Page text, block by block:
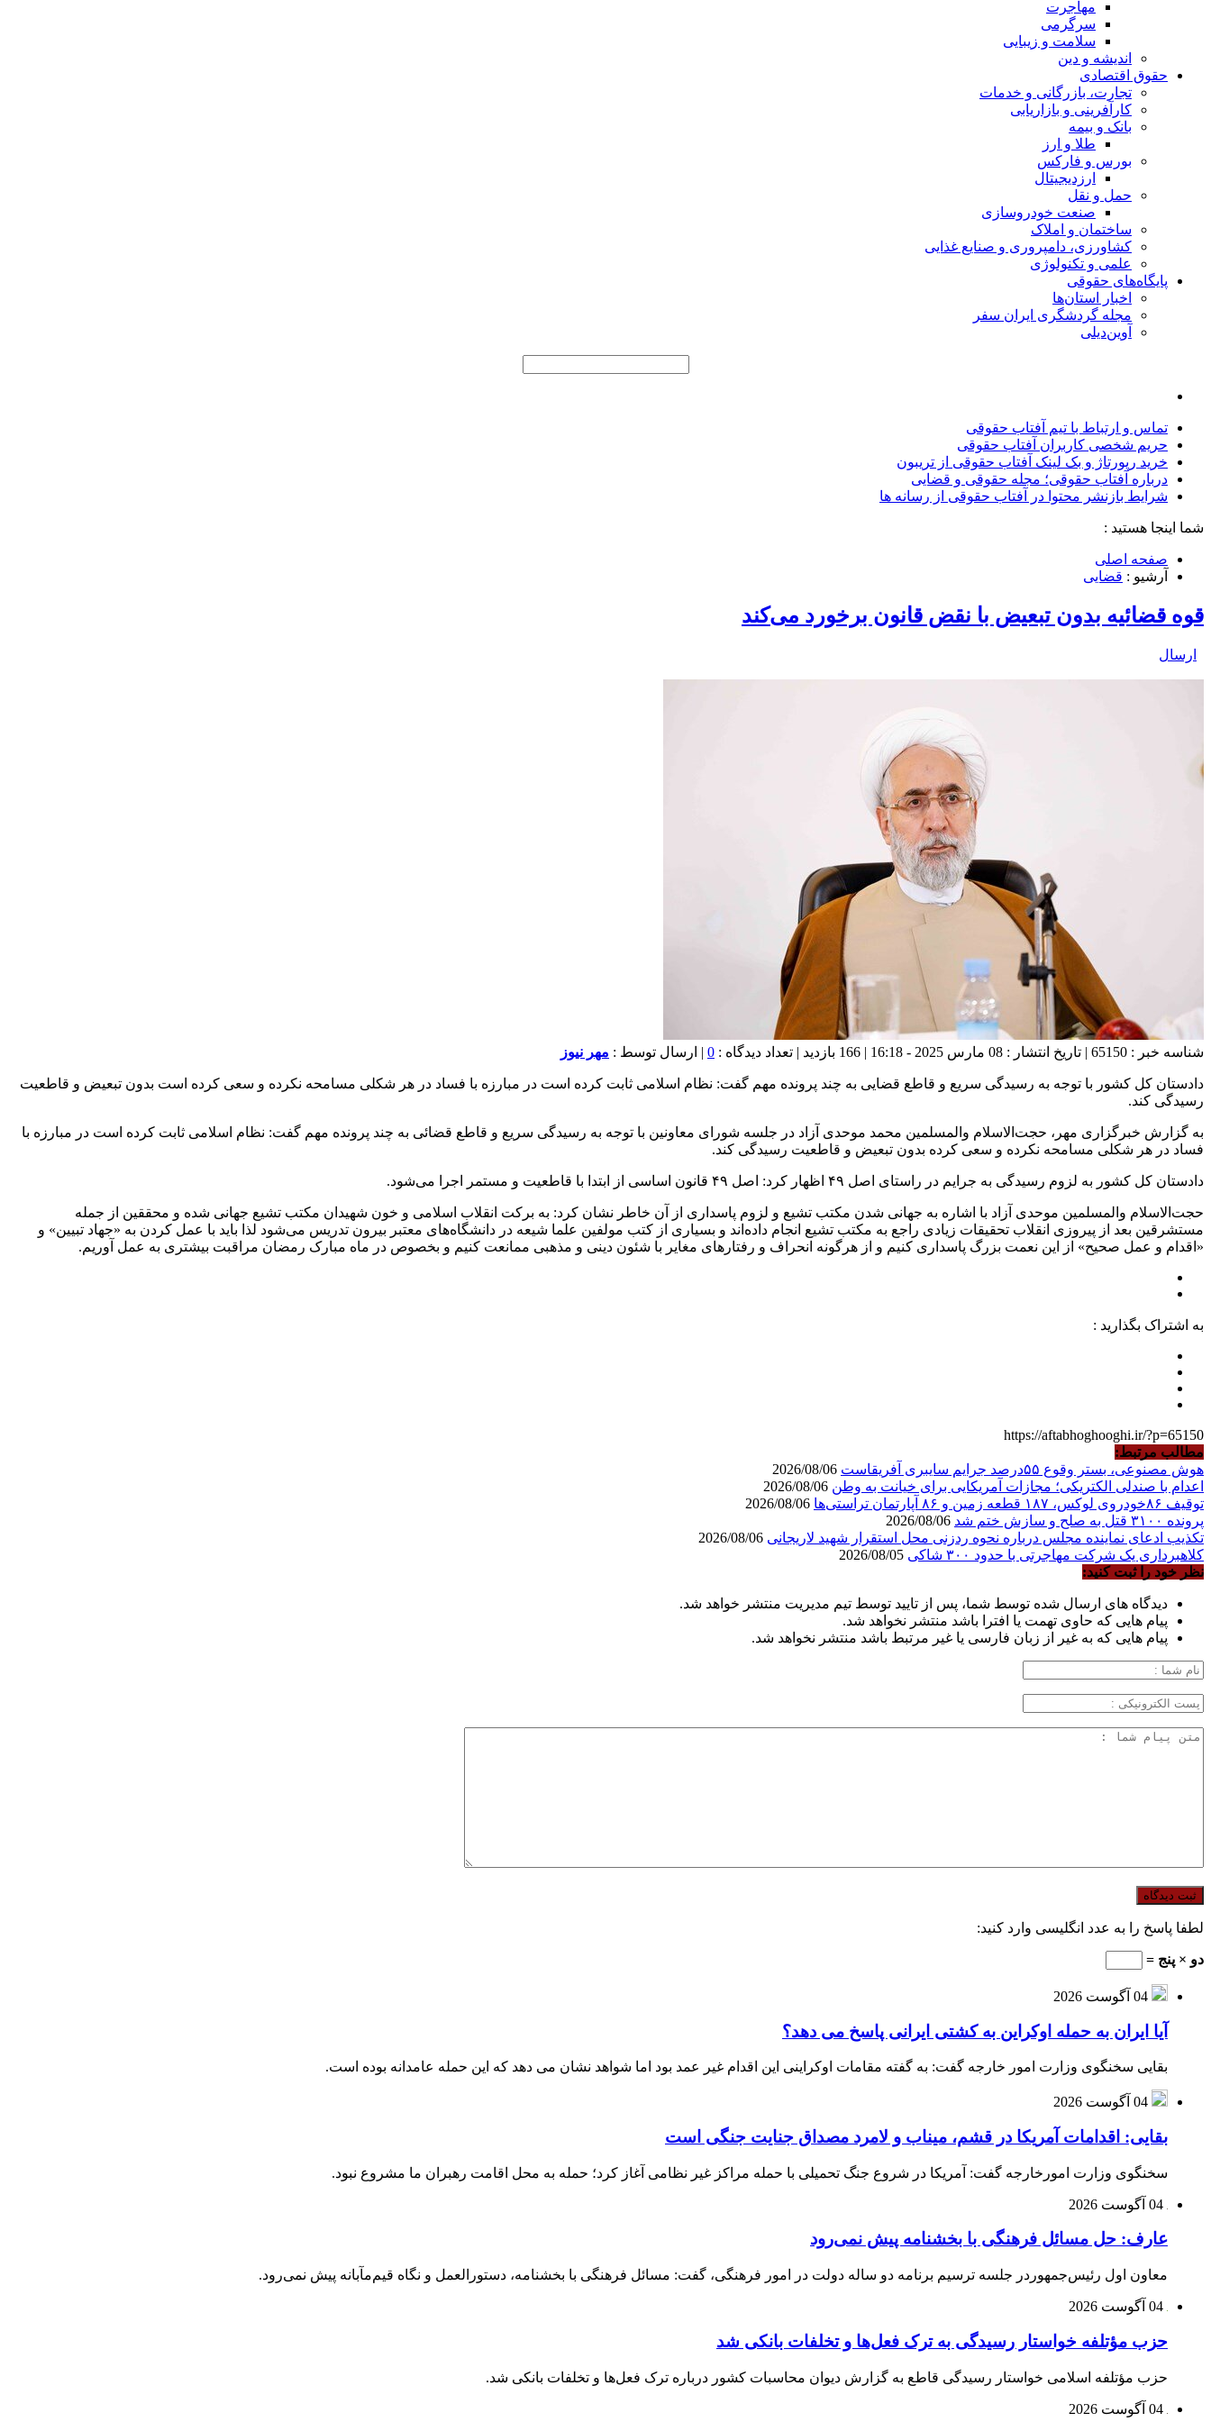
مهاجرت
سرگرمی
سلامت و زیبایی
اندیشه و دین
حقوق اقتصادی
تجارت، بازرگانی و خدمات
کارآفرینی و بازاریابی
بانک و بیمه
طلا و ارز
بورس و فارکس
ارزدیجیتال
حمل و نقل
صنعت خودروسازی
ساختمان و املاک
کشاورزی، دامپروری و صنایع غذایی
علمی و تکنولوژی
پایگاه‌های حقوقی
اخبار استان‌ها
مجله گردشگری ایران سفر
آوین‌دیلی
تماس و ارتباط با تیم آفتاب حقوقی
حریم شخصی کاربران آفتاب حقوقی
خرید رپورتاژ و بک لینک آفتاب حقوقی از تریبون
درباره آفتاب حقوقی؛ مجله حقوقی و قضایی
شرایط بازنشر محتوا در آفتاب حقوقی از رسانه ها
شما اینجا هستید :
صفحه اصلی
آرشیو : قضایی
قوه قضائیه بدون تبعیض با نقض قانون برخورد می‌کند
ارسال
شناسه خبر : 65150 | تاریخ انتشار : 08 مارس 2025 - 16:18 | 166 بازدید | تعداد دیدگاه : 0 | ارسال توسط : مهر نیوز
دادستان کل کشور با توجه به رسیدگی سریع و قاطع قضایی به چند پرونده مهم گفت: نظام اسلامی ثابت کرده است در مبارزه با فساد در هر شکلی مسامحه نکرده و سعی کرده است بدون تبعیض و قاطعیت
رسیدگی کند.
به گزارش خبرگزاری مهر، حجت‌الاسلام والمسلمین محمد موحدی آزاد در جلسه شورای معاونین با توجه به رسیدگی سریع و قاطع قضائی به چند پرونده مهم گفت: نظام اسلامی ثابت کرده است در مبارزه با
فساد در هر شکلی مسامحه نکرده و سعی کرده بدون تبعیض و قاطعیت رسیدگی کند.
دادستان کل کشور به لزوم رسیدگی به جرایم در راستای اصل ۴۹ اظهار کرد: اصل ۴۹ قانون اساسی از ابتدا با قاطعیت و مستمر اجرا می‌شود.
حجت‌الاسلام والمسلمین موحدی آزاد با اشاره به جهانی شدن مکتب تشیع و لزوم پاسداری از آن خاطر نشان کرد: به برکت انقلاب اسلامی و خون شهیدان مکتب تشیع جهانی شده و محققین از جمله
مستشرقین بعد از پیروزی انقلاب تحقیقات زیادی راجع به مکتب تشیع انجام داده‌اند و بسیاری از کتب مولفین علما شیعه در دانشگاه‌های معتبر بیرون تدریس می‌شود لذا باید با عمل کردن به «جهاد تبیین» و
«اقدام و عمل صحیح» از این نعمت بزرگ پاسداری کنیم و از هرگونه انحراف و رفتارهای مغایر با شئون دینی و مذهبی ممانعت کنیم و بخصوص در ماه مبارک رمضان مراقبت بیشتری به عمل آوریم.
به اشتراک بگذارید :
https://aftabhoghooghi.ir/?p=65150
مطالب مرتبط:
هوش مصنوعی، بستر وقوع ۵۵درصد جرایم سایبری آفریقاست
اعدام با صندلی الکتریکی؛ مجازات آمریکایی برای خیانت به وطن
توقیف ۸۶خودروی لوکس، ۱۸۷ قطعه زمین و ۸۶ آپارتمان تراستی‌ها
پرونده ۳۱۰۰ قتل به صلح و سازش ختم شد
تکذیب ادعای نماینده مجلس درباره نحوه ردزنی محل استقرار شهید لاریجانی
کلاهبرداری یک شرکت مهاجرتی با حدود ۳۰۰ شاکی
نظر خود را ثبت کنید:
دیدگاه های ارسال شده توسط شما، پس از تایید توسط تیم مدیریت منتشر خواهد شد.
پیام هایی که حاوی تهمت یا افترا باشد منتشر نخواهد شد.
پیام هایی که به غیر از زبان فارسی یا غیر مرتبط باشد منتشر نخواهد شد.
لطفا پاسخ را به عدد انگلیسی وارد کنید:
دو × پنج =
04 آگوست 2026
آیا ایران به حمله اوکراین به کشتی ایرانی پاسخ می دهد؟
بقایی سخنگوی وزارت امور خارجه گفت: به گفته مقامات اوکراینی این اقدام غیر عمد بود اما شواهد نشان می دهد که این حمله عامدانه بوده است.
04 آگوست 2026
بقایی: اقدامات آمریکا در قشم، میناب و لامرد مصداق جنایت جنگی است
سخنگوی وزارت امورخارجه گفت: آمریکا در شروع جنگ تحمیلی با حمله مراکز غیر نظامی آغاز کرد؛ حمله به محل اقامت رهبران ما مشروع نبود.
04 آگوست 2026
عارف: حل مسائل فرهنگی با بخشنامه پیش نمی‌رود
معاون اول رئیس‌جمهوردر جلسه ترسیم برنامه دو ساله دولت در امور فرهنگی، گفت: مسائل فرهنگی با بخشنامه، دستورالعمل و نگاه قیم‌مآبانه پیش نمی‌رود.
04 آگوست 2026
حزب مؤتلفه خواستار رسیدگی به ترک فعل‌ها و تخلفات بانکی شد
حزب مؤتلفه اسلامی خواستار رسیدگی قاطع به گزارش دیوان محاسبات کشور درباره ترک فعل‌ها و تخلفات بانکی شد.
04 آگوست 2026